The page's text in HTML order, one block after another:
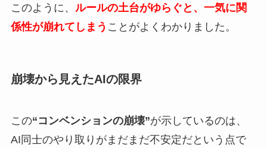
このように、 ルールの土台がゆらぐと、一気に関
係性が崩れてしまう ことがよくわかりました。
崩壊から見えたAIの限界
この“コンベンションの崩壊”が示しているのは、
AI同士のやり取りがまだまだ不安定だという点で